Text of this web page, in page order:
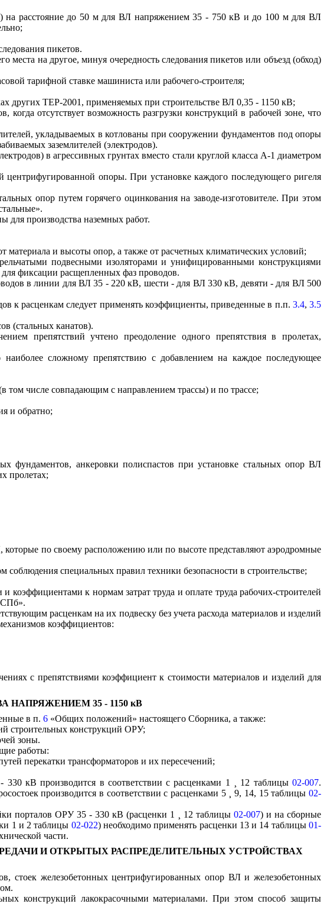
на расстояние до 50 м для ВЛ напряжением 35 - 750 кВ и до 100 м для ВЛ
пикетов.
на другое, минуя очередность следования пикетов или объезд (обход)
тарифной ставке машиниста или рабочего-строителя;
других ТЕР-2001, применяемых при строительстве ВЛ 0,35 - 1150 кВ;
отсутствует возможность разгрузки конструкций в рабочей зоне, что
укладываемых в котлованы при сооружении фундаментов под опоры
заземлителей (электродов).
в агрессивных грунтах вместо стали круглой класса А-1 диаметром
центрифугированной опоры. При установке каждого последующего ригеля
опор путем горячего оцинкования на заводе-изготовителе. При этом
для производства наземных работ.
материала и высоты опор, а также от расчетных климатических условий;
подвесными изоляторами и унифицированными конструкциями
фиксации расщепленных фаз проводов.
в линии для ВЛ 35 - 220 кВ, шести - для ВЛ 330 кВ, девяти - для ВЛ 500
к расценкам следует применять коэффициенты, приведенные в п.п. 3.4,3.5
(стальных канатов).
препятствий учтено преодоление одного препятствия в пролетах,
наиболее сложному препятствию с добавлением на каждое последующее
том числе совпадающим с направлением трассы) и по трассе;
и обратно;
фундаментов, анкеровки полиспастов при установке стальных опор ВЛ
пролетах;
по своему расположению или по высоте представляют аэродромные
специальных правил техники безопасности в строительстве;
к нормам затрат труда и оплате труда рабочих-строителей
СПб».
расценкам на их подвеску без учета расхода материалов и изделий
коэффициентов:
с препятствиями коэффициент к стоимости материалов и изделий для
НАПРЯЖЕНИЕМ 35 - 1150 кВ
в п. 6«Общих положений» настоящего Сборника, а также:
строительных конструкций ОРУ;
зоны.
работы:
перекатки трансформаторов и их пересечений;
кВ производится в соответствии с расценками 1 12 таблицы02-007.
производится в соответствии с расценками 5
9, 14, 15 таблицы02-
порталов ОРУ 35 - 330 кВ (расценки 1 12 таблицы02-007) и на сборные
1 и 2 таблицы 02-022) необходимо применять расценки 13 и 14 таблицы01-
части.
И ОТКРЫТЫХ РАСПРЕДЕЛИТЕЛЬНЫХ УСТРОЙСТВАХ
стоек железобетонных центрифугированных опор ВЛ и железобетонных
конструкций лакокрасочными материалами. При этом способ защиты